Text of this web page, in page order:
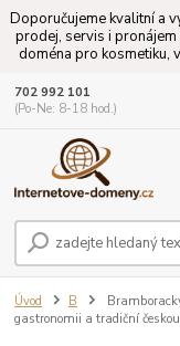
Doporučujeme kvalitní a
prodej, servis i
doména pro kosmetiku,
702 992 101
(Po-Ne: 8-18 hod.)
Úvod B
gastronomii a tradiční